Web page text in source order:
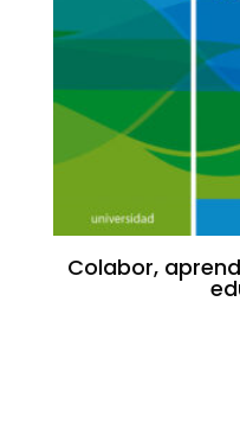
Colabor,